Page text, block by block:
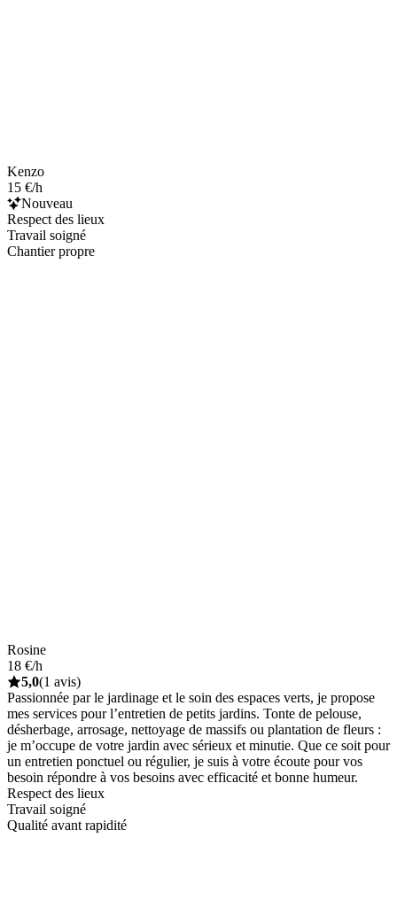
Kenzo
15 €/h
Nouveau
Respect des lieux
Travail soigné
Chantier propre
Rosine
18 €/h
5,0(1 avis)
Passionnée par le jardinage et le soin des espaces verts, je propose
mes services pour l’entretien de petits jardins. Tonte de pelouse,
désherbage, arrosage, nettoyage de massifs ou plantation de fleurs :
je m’occupe de votre jardin avec sérieux et minutie. Que ce soit pour
un entretien ponctuel ou régulier, je suis à votre écoute pour vos
besoin répondre à vos besoins avec efficacité et bonne humeur.
Respect des lieux
Travail soigné
Qualité avant rapidité